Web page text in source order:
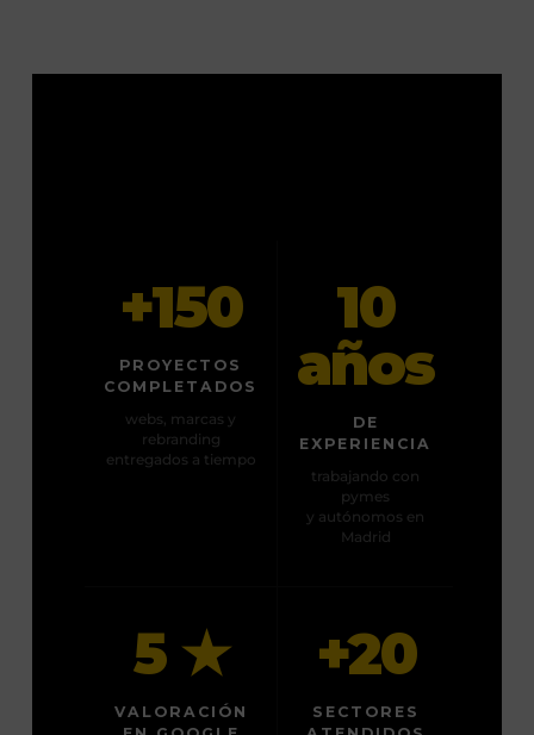
+150
PROYECTOS
COMPLETADOS
webs, marcas y
rebranding
entregados a tiempo
10
años
DE
EXPERIENCIA
trabajando con
pymes
y autónomos en
Madrid
5 ★
VALORACIÓN
+20
SECTORES